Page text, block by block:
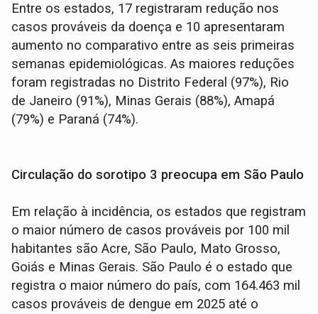
Entre os estados, 17 registraram redução nos
casos prováveis da doença e 10 apresentaram
aumento no comparativo entre as seis primeiras
semanas epidemiológicas. As maiores reduções
foram registradas no Distrito Federal (97%), Rio
de Janeiro (91%), Minas Gerais (88%), Amapá
(79%) e Paraná (74%).
Circulação do sorotipo 3 preocupa em São Paulo
Em relação à incidência, os estados que registram
o maior número de casos prováveis por 100 mil
habitantes são Acre, São Paulo, Mato Grosso,
Goiás e Minas Gerais. São Paulo é o estado que
registra o maior número do país, com 164.463 mil
casos prováveis de dengue em 2025 até o